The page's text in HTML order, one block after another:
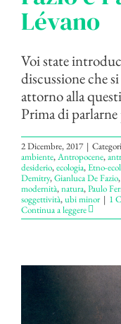
Lévano
Voi state
discussione che
attorno alla
Prima di
2 Dicembre, 2017 |
ambiente,Antropocene,
desiderio,ecologia,Etno-
Demitry,Gianluca De Fazio,
modernità,natura,Paulo
soggettività,ubi minor | 1
Continua a leggere